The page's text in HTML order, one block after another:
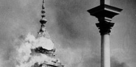
Co dalej?